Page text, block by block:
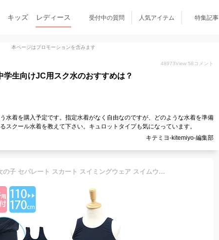
キッズ レディース 受付中の質問 人気アイテム 特集記事
本ページはプロモーションを含みます
48973View 58 コメント
学生向けJC用スク水のおすすめは？
水着を購入予定です。指定水着がなく自由なのですが、どのような水着を準備
スクール水着を教えて下さい。キュロットタイプも気になっています。
キテミヨ-kitemiyo-編集部
スクール水着 水着 女の子 セパレート スカート スイミングウェア スイムウェア プール 小学生 中学生 園児 女子 女児 キッズ ジュニア スパッツ 裏地 UPF50+ 紫外線対策 ネイビー 紺 110 120 130 140 150 160 170 cm SCH-SWIM5757 ゆうパケット対応